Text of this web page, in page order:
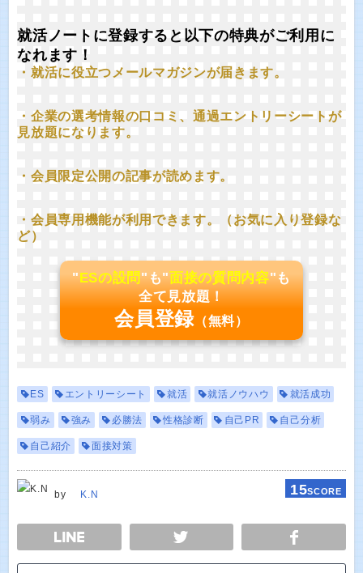
就活ノートに登録すると以下の特典がご利用に
なれます！
・就活に役立つメールマガジンが届きます。
・企業の選考情報の口コミ、通過エントリーシートが
見放題になります。
・会員限定公開の記事が読めます。
・会員専用機能が利用できます。（お気に入り登録な
ど）
"ESの設問"も"面接の質問内容"も
全て見放題！
会員登録 （無料）
ES エントリーシート 就活 就活ノウハウ 就活成功
弱み 強み 必勝法 性格診断 自己PR 自己分析
自己紹介 面接対策
by K.N 15SCORE
TWEET